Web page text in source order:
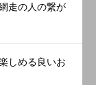
走の人の繋が
しめる良いお